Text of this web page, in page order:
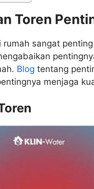
Toren
sangat
Blog tentang
menjaga